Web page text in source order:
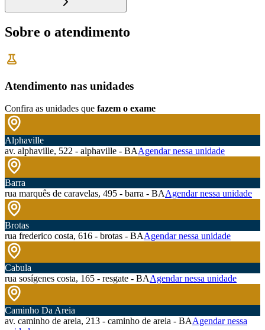
Sobre o atendimento
Atendimento nas unidades
Confira as unidades que fazem o exame
Alphaville
av. alphaville, 522 - alphaville - BAAgendar nessa unidade
Barra
rua marquês de caravelas, 495 - barra - BAAgendar nessa unidade
Brotas
rua frederico costa, 616 - brotas - BAAgendar nessa unidade
Cabula
rua sosígenes costa, 165 - resgate - BAAgendar nessa unidade
Caminho Da Areia
av. caminho de areia, 213 - caminho de areia - BAAgendar nessa